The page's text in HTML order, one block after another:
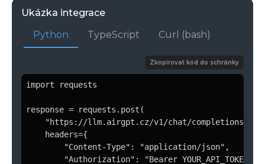
Ukázka integrace
Python
TypeScript Curl (bash)
Zkopírovat kód do schránky
import requests
response = requests.post(
    "https://llm.airgpt.cz/v1/chat/completions",
    headers={
        "Content-Type": "application/json",
        "Authorization": "Bearer YOUR_API_TOKEN"